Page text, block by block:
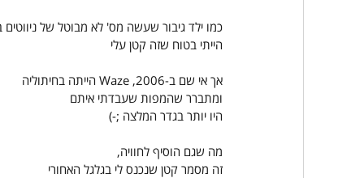
כמו ילד גיבור שעשה מס' לא מבוטל של ניווטים
הייתי בטוח שזה קטן עלי
אך אי שם ב-2006, Waze הייתה בחיתוליה
ומתברר שהמפות שעבדתי איתם
היו יותר בגדר המלצה ;-)
מה שגם הוסיף לחוויה,
זה מסמר קטן שנכנס לי בגלגל האחורי